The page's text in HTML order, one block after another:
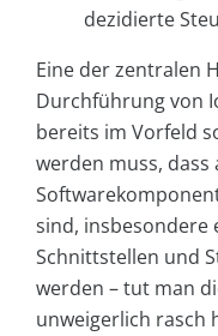
dezidierte
Eine der zentralen
Durchführung von
bereits im Vorfeld
werden muss,
sind, insbesondere
Schnittstellen und
werden – tut man
unweigerlich rasch